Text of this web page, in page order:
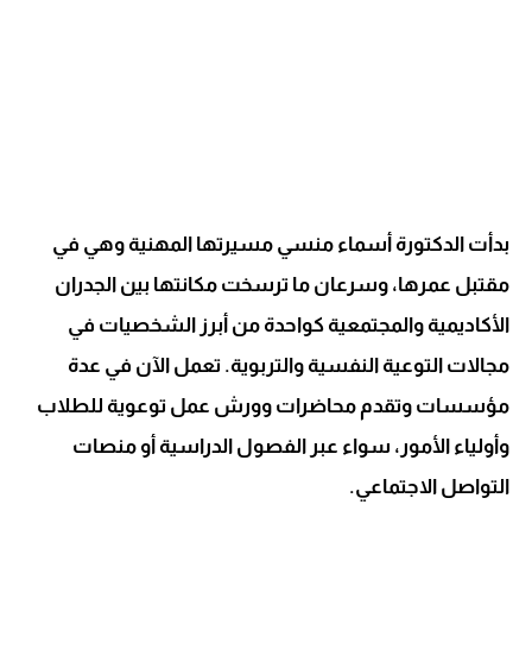
بدأت الدكتورة أسماء منسي مسيرتها المهنية وهي في
مقتبل عمرها، وسرعان ما ترسخت مكانتها بين الجدران
الأكاديمية والمجتمعية كواحدة من أبرز الشخصيات في
مجالات التوعية النفسية والتربوية. تعمل الآن في عدة
مؤسسات وتقدم محاضرات وورش عمل توعوية للطلاب
وأولياء الأمور، سواء عبر الفصول الدراسية أو منصات
التواصل الاجتماعي.